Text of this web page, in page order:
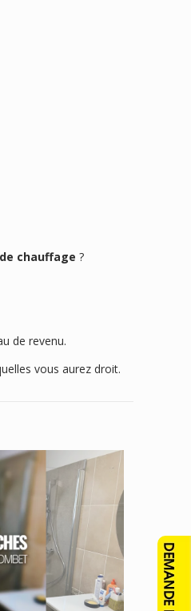
chauffage ?
de revenu.
vous aurez droit.